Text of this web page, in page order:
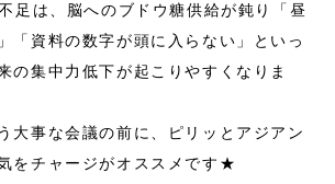
足は、脳へのブドウ糖供給が鈍り「昼
「資料の数字が頭に入らない」といっ
の集中力低下が起こりやすくなりま
大事な会議の前に、ピリッとアジアン
をチャージがオススメです★